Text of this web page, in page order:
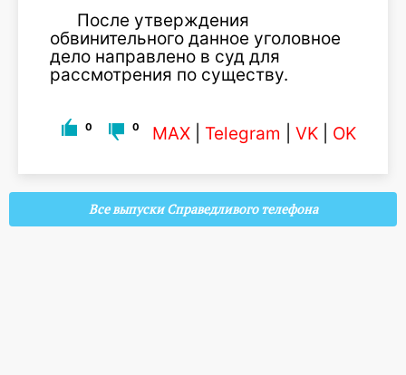
После утверждения
обвинительного данное уголовное
дело направлено в суд для
рассмотрения по существу.
0 0 MAX Telegram VK OK
Все выпуски Справедливого телефона